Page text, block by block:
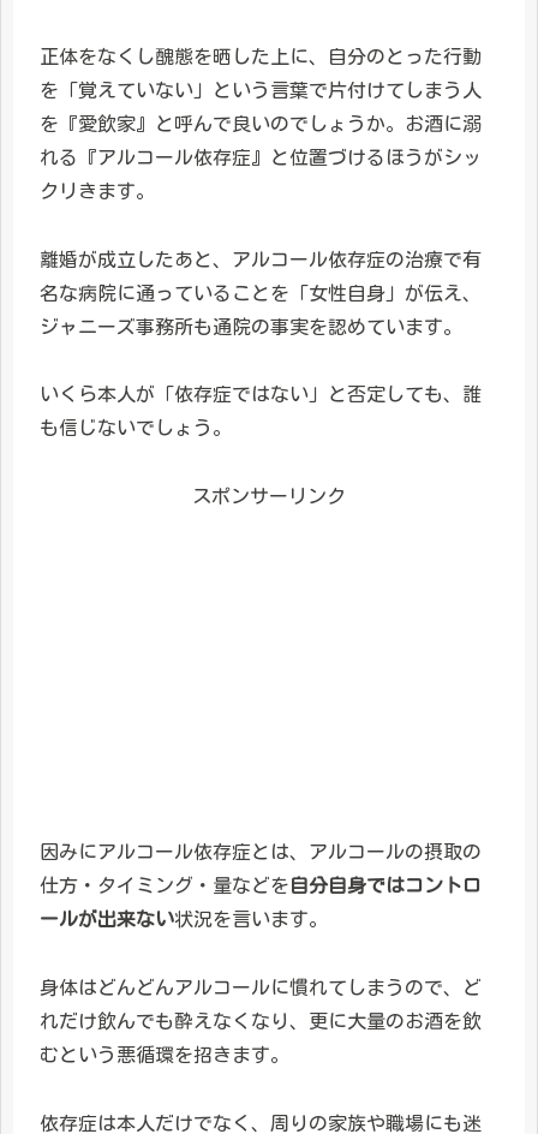
正体をなくし醜態を晒した上に、自分のとった行動
を「覚えていない」という言葉で片付けてしまう人
を『愛飲家』と呼んで良いのでしょうか。お酒に溺
れる『アルコール依存症』と位置づけるほうがシッ
クリきます。
離婚が成立したあと、アルコール依存症の治療で有
名な病院に通っていることを「女性自身」が伝え、
ジャニーズ事務所も通院の事実を認めています。
いくら本人が「依存症ではない」と否定しても、誰
も信じないでしょう。
スポンサーリンク
因みにアルコール依存症とは、アルコールの摂取の
仕方・タイミング・量などを自分自身ではコントロ
ールが出来ない状況を言います。
身体はどんどんアルコールに慣れてしまうので、ど
れだけ飲んでも酔えなくなり、更に大量のお酒を飲
むという悪循環を招きます。
依存症は本人だけでなく、周りの家族や職場にも迷